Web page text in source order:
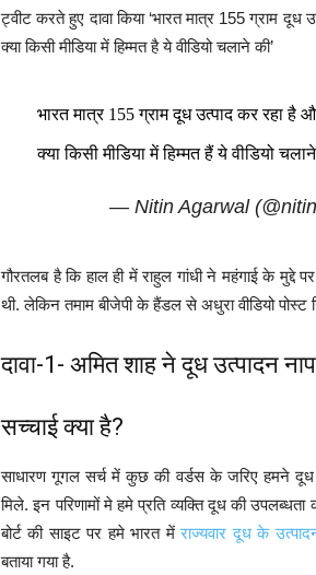
ट्वीट करते हुए दावा किया ‘भारत मात्र 155 ग्राम
क्या किसी मीडिया में हिम्मत है ये वीडियो चलाने की’
भारत मात्र 155 ग्राम दूध उत्पाद कर रहा
क्या किसी मीडिया में हिम्मत हैं ये वीडियो
— Nitin Agarwal
गौरतलब है कि हाल ही में राहुल गांधी ने महंगाई के
थी. लेकिन तमाम बीजेपी के हैंडल से अधुरा वीडियो पोस्ट
दावा-1- अमित शाह ने दूध उत्पादन
सच्चाई क्या है?
साधारण गूगल सर्च में कुछ की वर्डस के जरिए हमने दूध
मिले. इन परिणामों मे हमे प्रति व्यक्ति दूध की
बोर्ट की साइट पर हमे भारत मेंराज्यवार दूध के
बताया गया है.